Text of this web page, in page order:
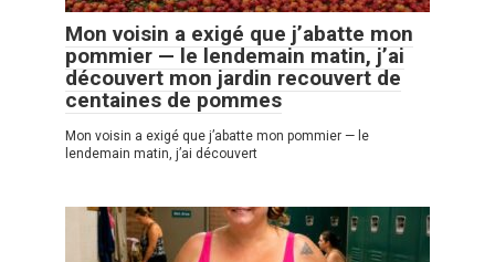
Mon voisin a exigé que j’abatte mon
pommier — le lendemain matin, j’ai
découvert mon jardin recouvert de
centaines de pommes
Mon voisin a exigé que j’abatte mon pommier — le
lendemain matin, j’ai découvert